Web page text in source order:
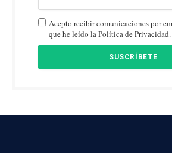
Acepto recibir comunicaciones por
que he leído la Política de Privacidad.